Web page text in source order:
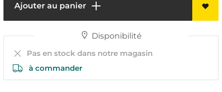
Ajouter au panier
Disponibilité
Pas en stock dans notre magasin
à commander